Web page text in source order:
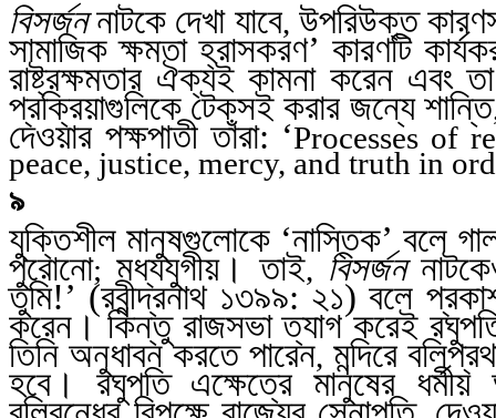
বিসর্জননাটকে দেখা যাবে, উপরিউক্ত
সামাজিক ক্ষমতা হ্রাসকরণ’ কারণটি
রাষ্ট্রক্ষমতার ঐক্যই কামনা করেন এবং
প্রক্রিয়াগুলিকে টেকসই করার জন্যে শান্তি
দেওয়ার পক্ষপাতী তাঁরা: ‘Processes of
peace, justice, mercy, and truth in
৯
যুক্তিশীল মানুষগুলোকে ‘নাস্তিক’ বলে
পুরোনো;মধ্যযুগীয়। তাই, বিসর্জন
তুমি!’ (রবীন্দ্রনাথ ১৩৯৯: ২১) বলে
করেন। কিন্তু রাজসভা ত্যাগ করেই
তিনি অনুধাবন করতে পারেন, মন্দিরে
হবে। রঘুপতি এক্ষেত্রে মানুষের